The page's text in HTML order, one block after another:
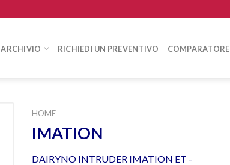
ARCHIVIO RICHIEDI UN PREVENTIVO COMPARATORE
HOME
IMATION
DAIRYNO INTRUDER IMATION ET -